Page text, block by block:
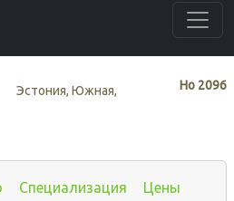
Нo 2096
Эстония, Южная,
Специализация Цены